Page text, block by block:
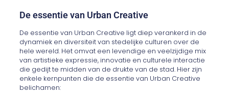
De essentie van Urban Creative
De essentie van Urban Creative ligt diep verankerd in de
dynamiek en diversiteit van stedelijke culturen over de
hele wereld. Het omvat een levendige en veelzijdige mix
van artistieke expressie, innovatie en culturele interactie
die gedijt te midden van de drukte van de stad. Hier zijn
enkele kernpunten die de essentie van Urban Creative
belichamen: